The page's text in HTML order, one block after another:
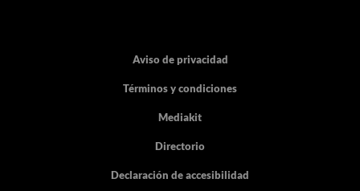
Aviso de privacidad
Términos y condiciones
Mediakit
Directorio
Declaración de accesibilidad